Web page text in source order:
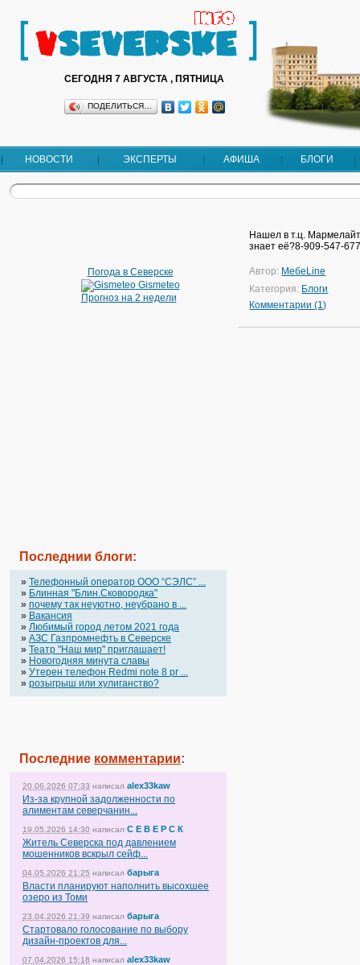
СЕГОДНЯ 7 АВГУСТА , ПЯТНИЦА
ПОДЕЛИТЬСЯ…
НОВОСТИ ЭКСПЕРТЫ АФИША БЛОГИ
Погода в Северске
Gismeteo
Прогноз на 2 недели
Последнии блоги:
» Телефонный оператор OOO “СЭЛС” ...
» Блинная "Блин.Сковородка"
» почему так неуютно, неубрано в ...
» Вакансия
» Любимый город летом 2021 года
» АЗС Газпромнефть в Северске
» Театр "Наш мир" приглашает!
» Новогодняя минута славы
» Утерен телефон Redmi note 8 pr ...
» розыгрыш или хулиганство?
Последние комментарии:
20.06.2026 07:33 написал alex33kaw
Из-за крупной задолженности по
алиментам северчанин...
19.05.2026 14:30 написал С Е В Е Р С К
Житель Северска под давлением
мошенников вскрыл сейф...
04.05.2026 21:25 написал барыга
Власти планируют наполнить высохшее
озеро из Томи
23.04.2026 21:39 написал барыга
Стартовало голосование по выбору
дизайн-проектов для...
07.04.2026 15:18 написал alex33kaw
Нашел в т.ц.
знает её?8-909-547-
Автор: МебеLine
Категория: Блоги
Комментарии (1)